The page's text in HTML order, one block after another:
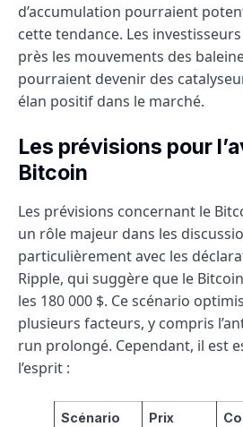
d’accumulation pourraient
cette tendance. Les
près les mouvements des
pourraient devenir des
élan positif dans le marché.
Les prévisions pour
Bitcoin
Les prévisions concernant le
un rôle majeur dans les
particulièrement avec les
Ripple, qui suggère que le
les 180 000 $. Ce scénario
plusieurs facteurs, y compris
run prolongé. Cependant, il est
l’esprit :
Scénario
Prix